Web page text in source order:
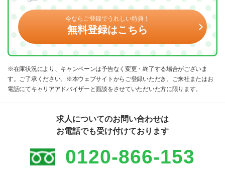
今ならご登録でうれしい特典！
無料登録はこちら
※在庫状況により、キャンペーンは予告なく変更・終了する場合がございま
す。ご了承ください。※本ウェブサイトからご登録いただき、ご来社またはお
電話にてキャリアアドバイザーと面談をさせていただいた方に限ります。
求人についてのお問い合わせは
お電話でも受け付けております
0120-866-153